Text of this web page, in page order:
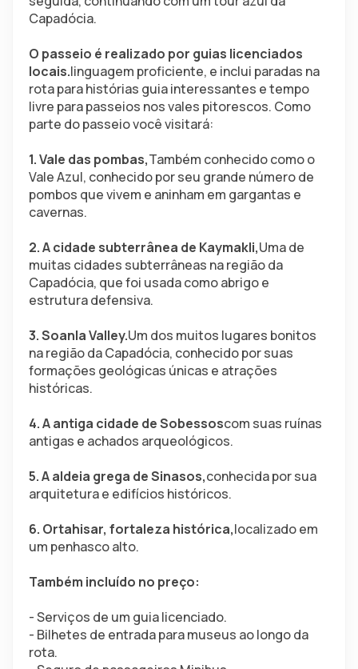
Capadócia.
O passeio é realizado por guias licenciados
locais.linguagem proficiente, e inclui paradas na
rota para histórias guia interessantes e tempo
livre para passeios nos vales pitorescos. Como
parte do passeio você visitará:
1. Vale das pombas,Também conhecido como o
Vale Azul, conhecido por seu grande número de
pombos que vivem e aninham em gargantas e
cavernas.
2. A cidade subterrânea de Kaymakli,Uma de
muitas cidades subterrâneas na região da
Capadócia, que foi usada como abrigo e
estrutura defensiva.
3. Soanla Valley.Um dos muitos lugares bonitos
na região da Capadócia, conhecido por suas
formações geológicas únicas e atrações
históricas.
4. A antiga cidade de Sobessoscom suas ruínas
antigas e achados arqueológicos.
5. A aldeia grega de Sinasos,conhecida por sua
arquitetura e edifícios históricos.
6. Ortahisar, fortaleza histórica,localizado em
um penhasco alto.
Também incluído no preço:
- Serviços de um guia licenciado.
- Bilhetes de entrada para museus ao longo da
rota.